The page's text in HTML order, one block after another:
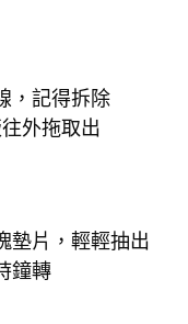
，記得拆除
外拖取出
墊片，輕輕抽出
鐘轉